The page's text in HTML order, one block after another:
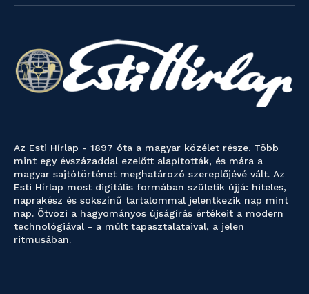
Az Esti Hírlap - 1897 óta a magyar közélet része. Több
mint egy évszázaddal ezelőtt alapították, és mára a
magyar sajtótörténet meghatározó szereplőjévé vált. Az
Esti Hírlap most digitális formában születik újjá: hiteles,
naprakész és sokszínű tartalommal jelentkezik nap mint
nap. Ötvözi a hagyományos újságírás értékeit a modern
technológiával - a múlt tapasztalataival, a jelen
ritmusában.